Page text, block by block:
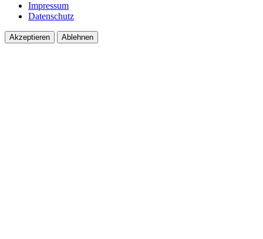
Impressum
Datenschutz
Akzeptieren Ablehnen